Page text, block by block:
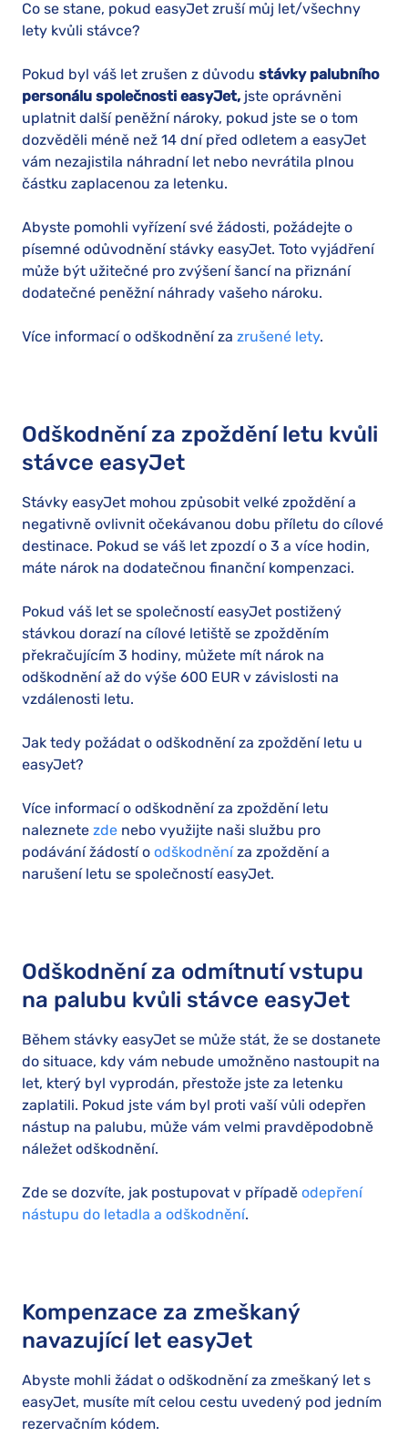
Co se stane, pokud easyJet zruší můj let/všechny
lety kvůli stávce?
Pokud byl váš let zrušen z důvodu stávky palubního
personálu společnosti easyJet, jste oprávněni
uplatnit další peněžní nároky, pokud jste se o tom
dozvěděli méně než 14 dní před odletem a easyJet
vám nezajistila náhradní let nebo nevrátila plnou
částku zaplacenou za letenku.
Abyste pomohli vyřízení své žádosti, požádejte o
písemné odůvodnění stávky easyJet. Toto vyjádření
může být užitečné pro zvýšení šancí na přiznání
dodatečné peněžní náhrady vašeho nároku.
Více informací o odškodnění za zrušené lety.
Odškodnění za zpoždění letu kvůli
stávce easyJet
Stávky easyJet mohou způsobit velké zpoždění a
negativně ovlivnit očekávanou dobu příletu do cílové
destinace. Pokud se váš let zpozdí o 3 a více hodin,
máte nárok na dodatečnou finanční kompenzaci.
Pokud váš let se společností easyJet postižený
stávkou dorazí na cílové letiště se zpožděním
překračujícím 3 hodiny, můžete mít nárok na
odškodnění až do výše 600 EUR v závislosti na
vzdálenosti letu.
Jak tedy požádat o odškodnění za zpoždění letu u
easyJet?
Více informací o odškodnění za zpoždění letu
naleznete zde nebo využijte naši službu pro
podávání žádostí o odškodněníza zpoždění a
narušení letu se společností easyJet.
Odškodnění za odmítnutí vstupu
na palubu kvůli stávce easyJet
Během stávky easyJet se může stát, že se dostanete
do situace, kdy vám nebude umožněno nastoupit na
let, který byl vyprodán, přestože jste za letenku
zaplatili. Pokud jste vám byl proti vaší vůli odepřen
nástup na palubu, může vám velmi pravděpodobně
náležet odškodnění.
Zde se dozvíte, jak postupovat v případě odepření
nástupu do letadla a odškodnění.
Kompenzace za zmeškaný
navazující let easyJet
Abyste mohli žádat o odškodnění za zmeškaný let s
easyJet, musíte mít celou cestu uvedený pod jedním
rezervačním kódem.